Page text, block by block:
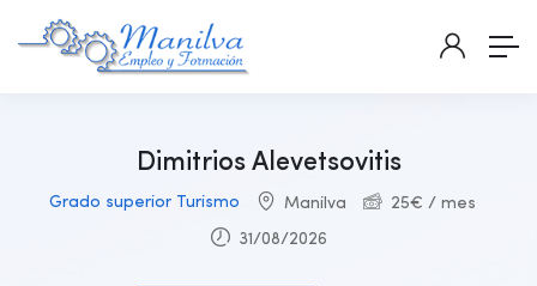
Dimitrios Alevetsovitis
Grado superior Turismo Manilva 25€ / mes
31/08/2026